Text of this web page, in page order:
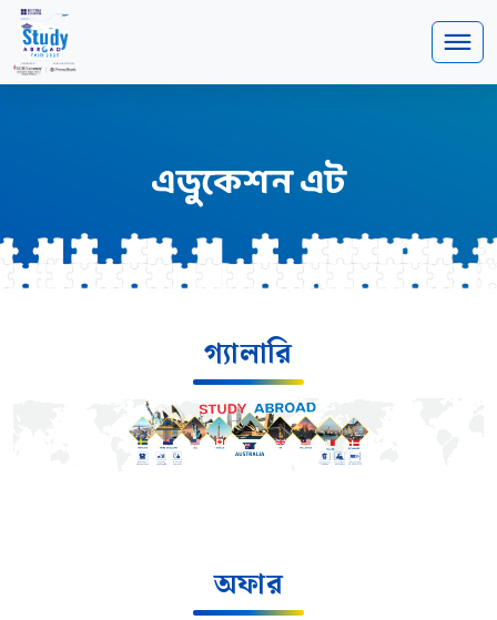
এডুকেশন এট
গ্যালারি
অফার